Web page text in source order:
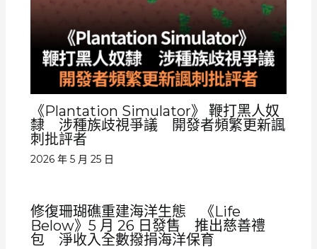
《Plantation Simulator》 鞭打黑人奴
隸 涉種族歧視爭議 開發者頻繁更新諷
刺批評者
2026 年 5 月 25 日
修復珊瑚礁重建海洋生態 《Life
Below》5 月 26 日發售 推出慈善禮
包 淨收入全數撥捐海洋保育